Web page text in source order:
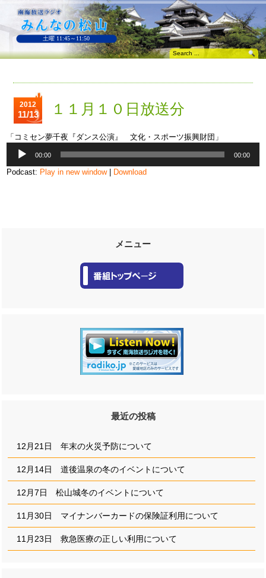
土曜 11:45～11:50
メニュー
最近の投稿
12月21日 年末の火災予防について
12月14日 道後温泉の冬のイベントについて
12月7日 松山城冬のイベントについて
11月30日 マイナンバーカードの保険証利用について
11月23日 救急医療の正しい利用について
2012
11/13 １１月１０日放送分
「コミセン夢千夜『ダンス公演』 文化・スポーツ振興財団」
プ
00:00 00:00
Podcast: Play in new window| Download